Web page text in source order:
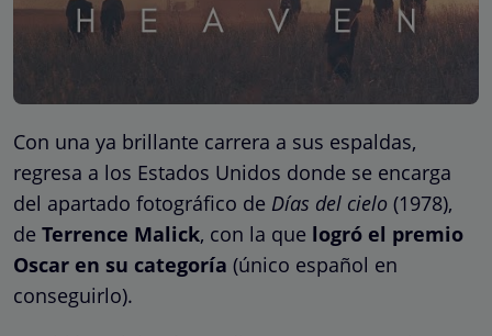
Con una ya brillante carrera a sus espaldas,
regresa a los Estados Unidos donde se encarga
del apartado fotográfico de Días del cielo (1978),
de Terrence Malick, con la que logró el premio
Oscar en su categoría (único español en
conseguirlo).